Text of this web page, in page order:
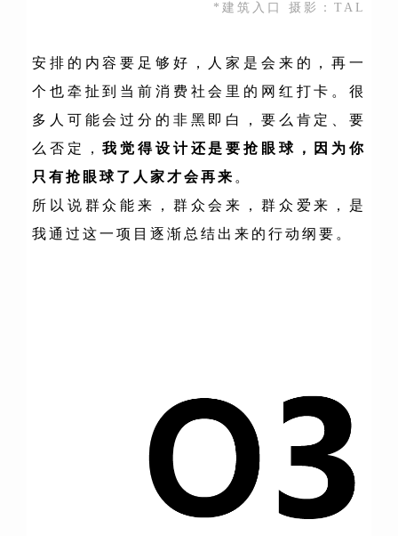
*建筑入口 摄影：TAL
安排的内容要足够好，人家是会来的，再一
个也牵扯到当前消费社会里的网红打卡。很
多人可能会过分的非黑即白，要么肯定、要
么否定，我觉得设计还是要抢眼球，因为你
只有抢眼球了人家才会再来 。
所以说群众能来，群众会来，群众爱来，是
我通过这一项目逐渐总结出来的行动纲要。